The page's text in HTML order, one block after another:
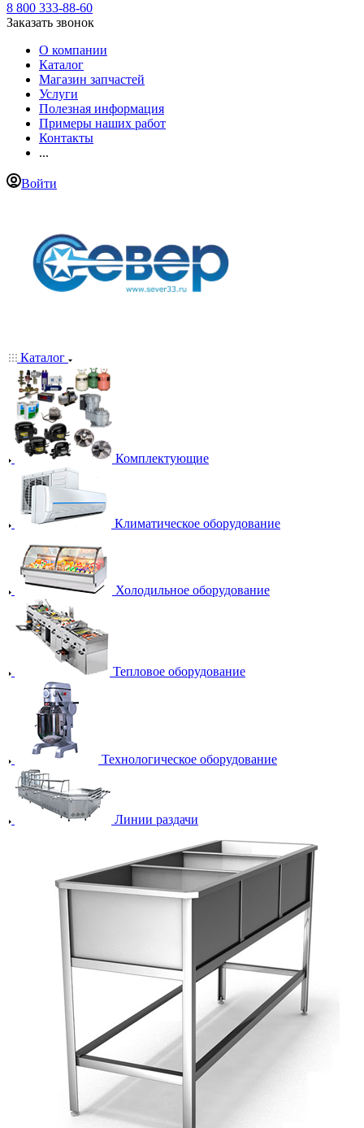
8 800 333-88-60
Заказать звонок
О компании
Каталог
Магазин запчастей
Услуги
Полезная информация
Примеры наших работ
Контакты
...
Войти
Каталог
Комплектующие
Климатическое оборудование
Холодильное оборудование
Тепловое оборудование
Технологическое оборудование
Линии раздачи